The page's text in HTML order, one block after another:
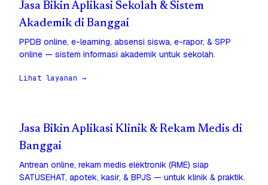
Jasa Bikin Aplikasi Sekolah & Sistem
Akademik di Banggai
PPDB online, e-learning, absensi siswa, e-rapor, & SPP
online — sistem informasi akademik untuk sekolah.
Lihat layanan →
Jasa Bikin Aplikasi Klinik & Rekam Medis di
Banggai
Antrean online, rekam medis elektronik (RME) siap
SATUSEHAT, apotek, kasir, & BPJS — untuk klinik & praktik.